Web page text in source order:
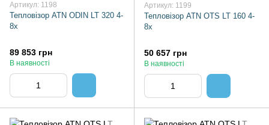
Артикул: 1198
Тепловізор ATN ODIN LT 320 4-
8x
89 853 грн
В наявності
Артикул: 1199
Тепловізор ATN OTS LT 160 4-
8x
50 657 грн
В наявності